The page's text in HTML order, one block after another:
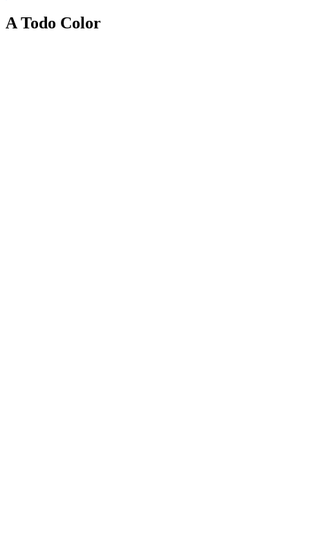
A Todo Color